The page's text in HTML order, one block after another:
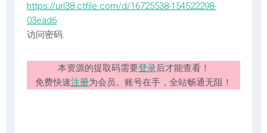
https://url38.ctfile.com/d/16725538-154522298-
03ead6
访问密码:
本资源的提取码需要登录后才能查看！
免费快速注册为会员。账号在手，全站畅通无阻！